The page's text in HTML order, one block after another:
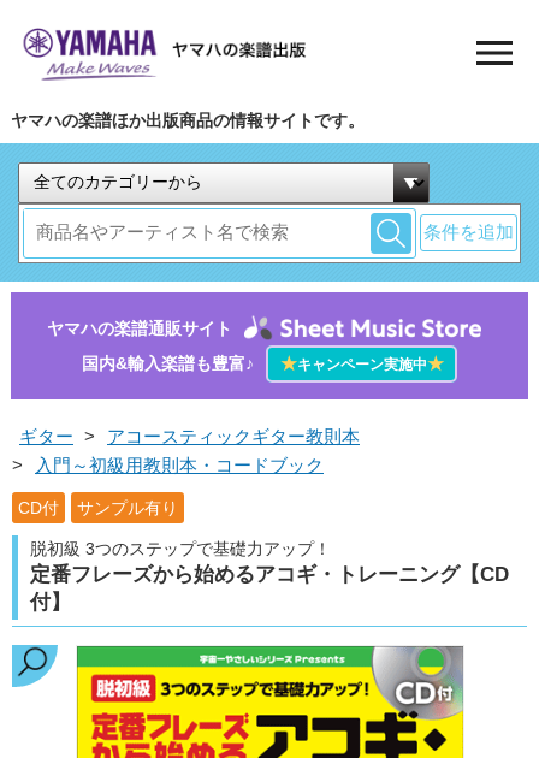
ヤマハの楽譜ほか出版商品の情報サイトです。
条件を追加
ヤマハの楽譜通販サイト
国内&輸入楽譜も豊富♪
★キャンペーン実施中★
ギター >
アコースティックギター教則本
>
入門～初級用教則本・コードブック
CD付 サンプル有り
脱初級 3つのステップで基礎力アップ！
定番フレーズから始めるアコギ・トレーニング【CD
付】